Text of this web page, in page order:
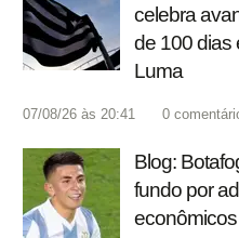
celebra
de 100 dias
Luma
07/08/26 às 20:41 0
Blog:
fundo por